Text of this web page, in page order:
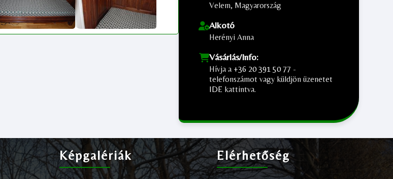
Velem, Magyarország
Alkotó
Herényi Anna
Vásárlás/Info:
Hívja a +36 20 391 50 77 -
telefonszámot vagy küldjön üzenetet
IDE kattintva.
Képgalériák Elérhetőség